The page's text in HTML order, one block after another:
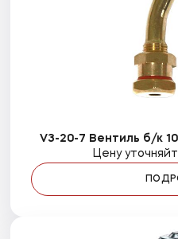
V3-20-7 Вентиль б/к
Цену